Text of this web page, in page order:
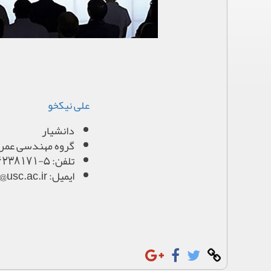
علی نیکخو
دانشیار
گروه مهندسی
تلفن: 5-44238171 داخلی 503
ایمیل: nikkhooi@usc.ac.ir